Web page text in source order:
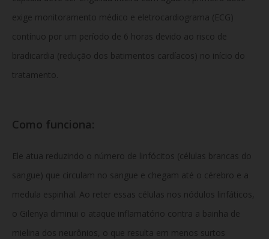
exige monitoramento médico e eletrocardiograma (ECG)
contínuo por um período de 6 horas devido ao risco de
bradicardia (redução dos batimentos cardíacos) no início do
tratamento.
Como funciona:
Ele atua reduzindo o número de linfócitos (células brancas do
sangue) que circulam no sangue e chegam até o cérebro e a
medula espinhal. Ao reter essas células nos nódulos linfáticos,
o Gilenya diminui o ataque inflamatório contra a bainha de
mielina dos neurônios, o que resulta em menos surtos